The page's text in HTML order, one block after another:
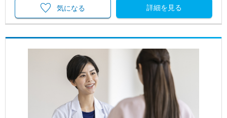
詳細を見る
気になる